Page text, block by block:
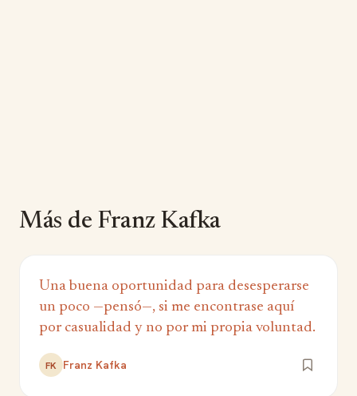
Más de Franz Kafka
Una buena oportunidad para desesperarse
un poco —pensó—, si me encontrase aquí
por casualidad y no por mi propia voluntad.
FK Franz Kafka